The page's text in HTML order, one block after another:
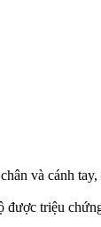
và cánh
được triệu